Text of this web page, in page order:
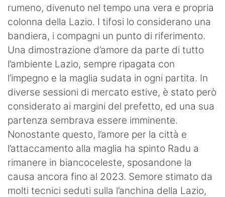
rumeno, divenuto nel tempo una vera e propria
colonna della Lazio. I tifosi lo considerano una
bandiera, i compagni un punto di riferimento.
Una dimostrazione d’amore da parte di tutto
l’ambiente Lazio, sempre ripagata con
l’impegno e la maglia sudata in ogni partita. In
diverse sessioni di mercato estive, è stato però
considerato ai margini del prefetto, ed una sua
partenza sembrava essere imminente.
Nonostante questo, l’amore per la città e
l’attaccamento alla maglia ha spinto Radu a
rimanere in biancoceleste, sposandone la
causa ancora fino al 2023. Semore stimato da
molti tecnici seduti sulla l’anchina della Lazio,